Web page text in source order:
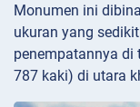
Monumen ini
ukuran yang
penempatannya di
787 kaki) di utara